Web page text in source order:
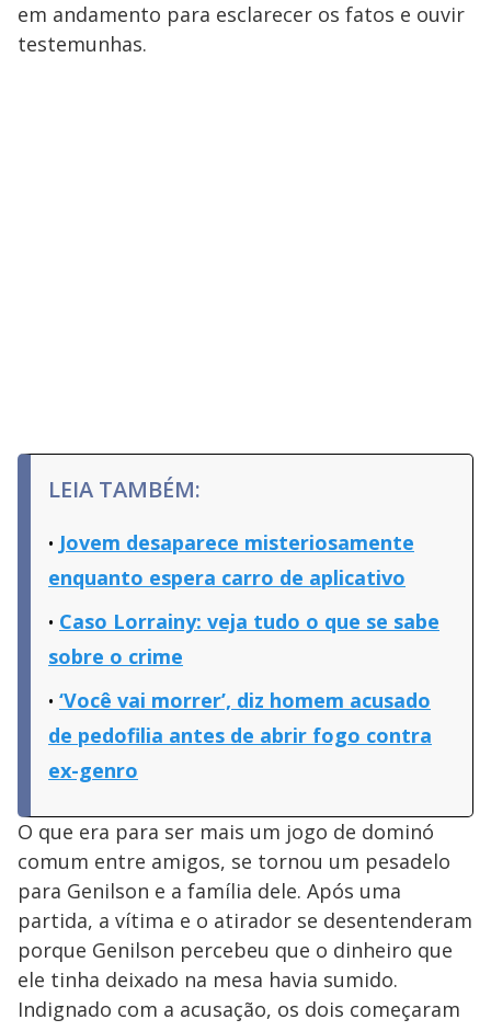
em andamento para esclarecer os fatos e ouvir
testemunhas.
LEIA TAMBÉM:
Jovem desaparece misteriosamente
enquanto espera carro de aplicativo
Caso Lorrainy: veja tudo o que se sabe
sobre o crime
‘Você vai morrer’, diz homem acusado
de pedofilia antes de abrir fogo contra
ex-genro
O que era para ser mais um jogo de dominó
comum entre amigos, se tornou um pesadelo
para Genilson e a família dele. Após uma
partida, a vítima e o atirador se desentenderam
porque Genilson percebeu que o dinheiro que
ele tinha deixado na mesa havia sumido.
Indignado com a acusação, os dois começaram